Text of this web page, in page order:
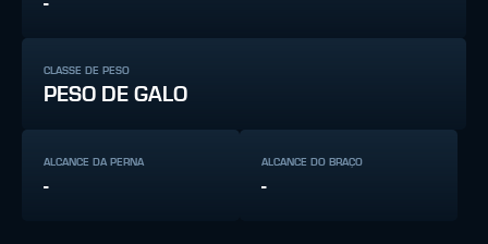
CLASSE DE PESO
PESO DE GALO
ALCANCE DA PERNA
-
ALCANCE DO BRAÇO
-